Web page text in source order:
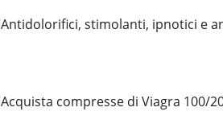
Antidolorifici, stimolanti, ipnotici e
Acquista compresse di Viagra 100/